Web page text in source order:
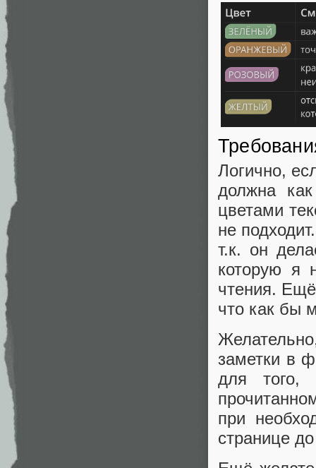
Логично,
должна
цветами
не
т.к. он
которую я
чтения.
что как бы
заметки в
для того,
при
странице